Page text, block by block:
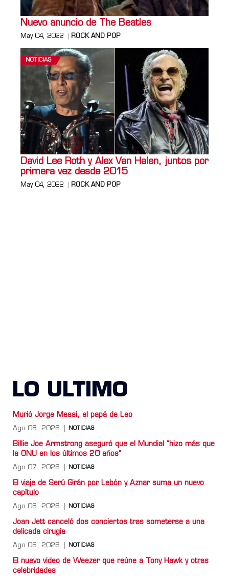
Nuevo anuncio de The Beatles
May 04, 2022 ROCK AND POP
NOTICIAS
David Lee Roth y Alex Van Halen, juntos por
primera vez desde 2015
May 04, 2022 ROCK AND POP
LO ULTIMO
Murió Jorge Messi, el papá de Leo
Ago 08, 2026 NOTICIAS
Billie Joe Armstrong aseguró que el Mundial “hizo más que
la ONU en los últimos 20 años”
Ago 07, 2026 NOTICIAS
El viaje de Serú Girán por Lebón y Aznar suma un nuevo
capítulo
Ago 06, 2026 NOTICIAS
Joan Jett canceló dos conciertos tras someterse a una
delicada cirugía
Ago 06, 2026 NOTICIAS
El nuevo video de Weezer que reúne a Tony Hawk y otras
celebridades